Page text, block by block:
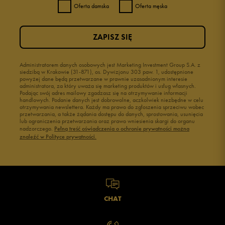
Oferta damska Oferta męska
Administratorem danych osobowych jest Marketing Investment Group S.A. z
siedzibą w Krakowie (31-871), os. Dywizjonu 303 paw. 1, udostępnione
powyżej dane będą przetwarzane w prawnie uzasadnionym interesie
administratora, za który uważa się marketing produktów i usług własnych.
Podając swój adres mailowy zgadzasz się na otrzymywanie informacji
handlowych. Podanie danych jest dobrowolne, aczkolwiek niezbędne w celu
otrzymywania newslettera. Każdy ma prawo do zgłoszenia sprzeciwu wobec
przetwarzania, a także żądania dostępu do danych, sprostowania, usunięcia
lub ograniczenia przetwarzania oraz prawo wniesienia skargi do organu
nadzorczego. Pełną treść oświadczenia o ochronie prywatności można
znaleźć w Polityce prywatności.
ZAPISZ SIĘ
CHAT